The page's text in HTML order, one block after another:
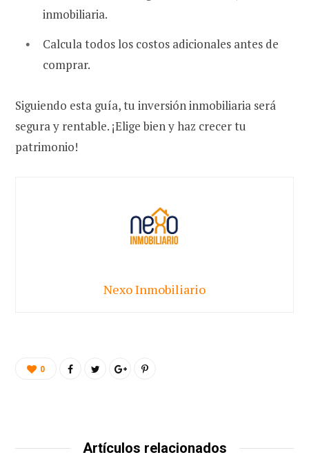
inmobiliaria.
Calcula todos los costos adicionales antes de
comprar.
Siguiendo esta guía, tu inversión inmobiliaria será
segura y rentable. ¡Elige bien y haz crecer tu
patrimonio!
Nexo Inmobiliario
0
Artículos relacionados